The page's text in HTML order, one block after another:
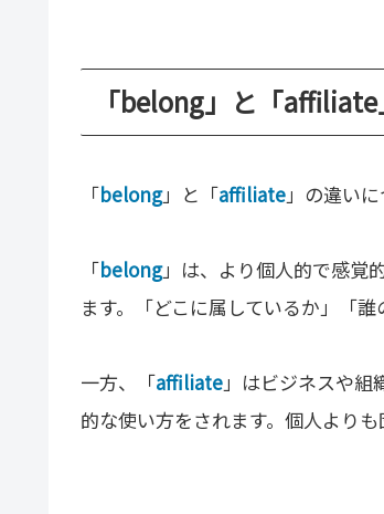
「belong」と「
「belong」と「affiliate」の違い
「belong」は、より個人的で感覚
ます。「どこに属しているか」「
一方、「affiliate」はビジネスや
的な使い方をされます。個人より